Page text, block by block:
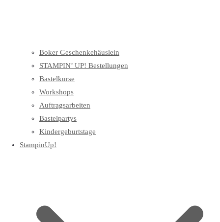
Boker Geschenkehäuslein
STAMPIN’ UP! Bestellungen
Bastelkurse
Workshops
Auftragsarbeiten
Bastelpartys
Kindergeburtstage
StampinUp!